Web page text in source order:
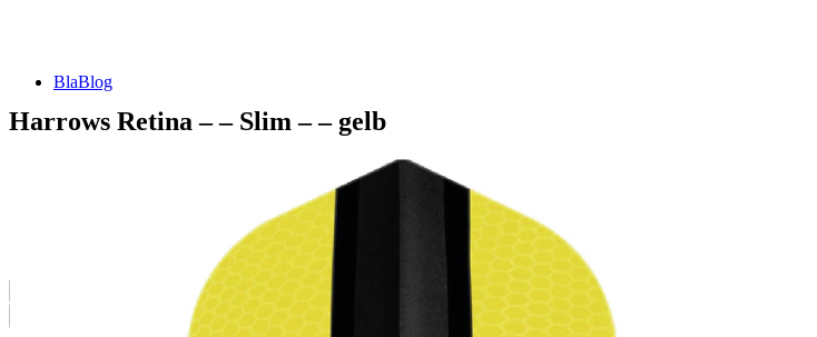
BlaBlog
nach:
Harrows Retina – – Slim – – gelb